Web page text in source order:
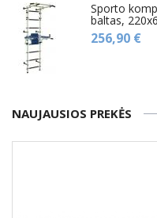
Sporto
baltas,
256,90 €
NAUJAUSIOS PREKĖS